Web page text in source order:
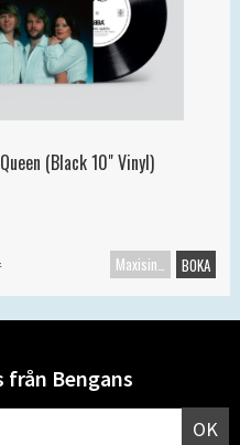
(Black 10" Vinyl)
Maxisingel BOKA
Bengans
OK